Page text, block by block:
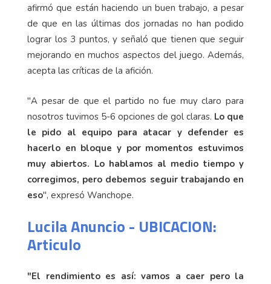
afirmó que están haciendo un buen trabajo, a pesar
de que en las últimas dos jornadas no han podido
lograr los 3 puntos, y señaló que tienen que seguir
mejorando en muchos aspectos del juego. Además,
acepta las críticas de la afición.
"A pesar de que el partido no fue muy claro para
nosotros tuvimos 5-6 opciones de gol claras. Lo que
le pido al equipo para atacar y defender es
hacerlo en bloque y por momentos estuvimos
muy abiertos. Lo hablamos al medio tiempo y
corregimos, pero debemos seguir trabajando en
eso", expresó Wanchope.
Lucila Anuncio - UBICACION:
Articulo
"El rendimiento es así: vamos a caer pero la